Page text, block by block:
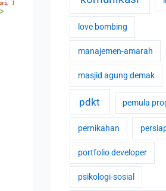
love bombing
manajemen-amarah
masjid agung demak
pdkt pemula
pernikahan
portfolio developer
psikologi-sosial